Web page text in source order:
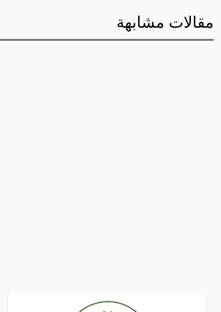
مقالات مشابهة